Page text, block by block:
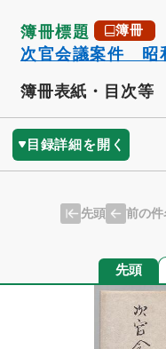
簿冊標題 簿冊
次官会議案件 昭
簿冊表紙・目次等
目録詳細を開く
先頭 前の件
先頭